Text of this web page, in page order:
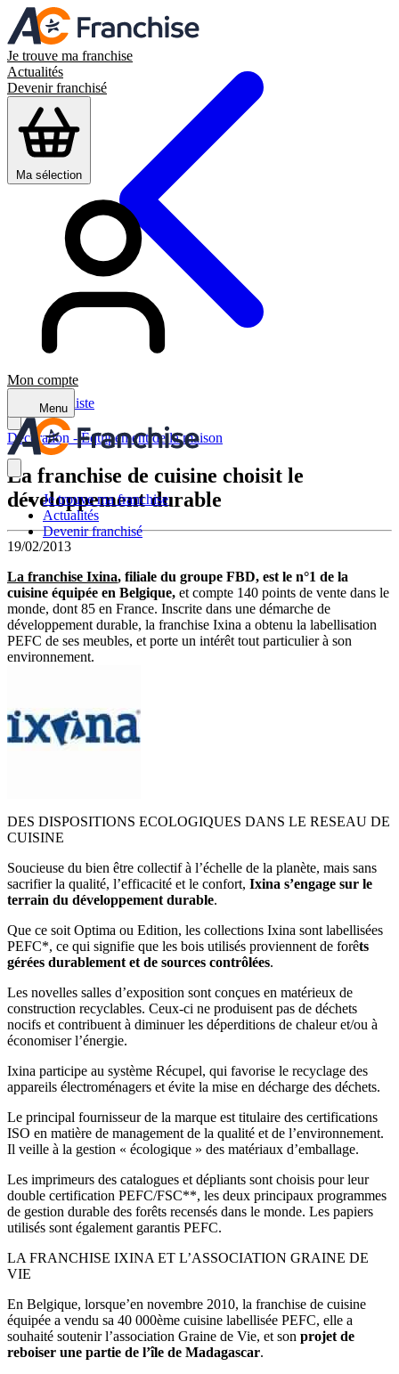
Je trouve ma franchise
Actualités
Devenir franchisé
Ma sélection
Mon compte
Menu
Je trouve ma franchise
Actualités
Devenir franchisé
Retour à la liste
Décoration - Équipement de la maison
La franchise de cuisine choisit le
développement durable
19/02/2013
La franchise Ixina, filiale du groupe FBD, est le n°1 de la
cuisine équipée en Belgique, et compte 140 points de vente dans le
monde, dont 85 en France. Inscrite dans une démarche de
développement durable, la franchise Ixina a obtenu la labellisation
PEFC de ses meubles, et porte un intérêt tout particulier à son
environnement.
DES DISPOSITIONS ECOLOGIQUES DANS LE RESEAU DE
CUISINE
Soucieuse du bien être collectif à l’échelle de la planète, mais sans
sacrifier la qualité, l’efficacité et le confort, Ixina s’engage sur le
terrain du développement durable.
Que ce soit Optima ou Edition, les collections Ixina sont labellisées
PEFC*, ce qui signifie que les bois utilisés proviennent de forêts
gérées durablement et de sources contrôlées.
Les novelles salles d’exposition sont conçues en matérieux de
construction recyclables. Ceux-ci ne produisent pas de déchets
nocifs et contribuent à diminuer les déperditions de chaleur et/ou à
économiser l’énergie.
Ixina participe au système Récupel, qui favorise le recyclage des
appareils électroménagers et évite la mise en décharge des déchets.
Le principal fournisseur de la marque est titulaire des certifications
ISO en matière de management de la qualité et de l’environnement.
Il veille à la gestion « écologique » des matériaux d’emballage.
Les imprimeurs des catalogues et dépliants sont choisis pour leur
double certification PEFC/FSC**, les deux principaux programmes
de gestion durable des forêts recensés dans le monde. Les papiers
utilisés sont également garantis PEFC.
LA FRANCHISE IXINA ET L’ASSOCIATION GRAINE DE
VIE
En Belgique, lorsque’en novembre 2010, la franchise de cuisine
équipée a vendu sa 40 000ème cuisine labellisée PEFC, elle a
souhaité soutenir l’association Graine de Vie, et son projet de
reboiser une partie de l’île de Madagascar.